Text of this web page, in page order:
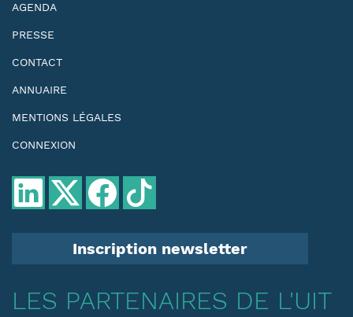
AGENDA
PRESSE
CONTACT
ANNUAIRE
MENTIONS LÉGALES
CONNEXION
Inscription newsletter
LES PARTENAIRES DE L'UIT